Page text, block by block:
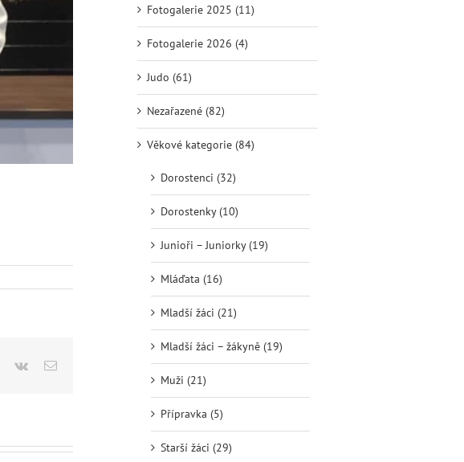
Pinterest
Vk
E-
Fotogalerie 2025 (11)
Fotogalerie 2026 (4)
Judo (61)
Nezařazené (82)
Věkové kategorie (84)
Dorostenci (32)
Dorostenky (10)
Junioři – Juniorky (19)
Mláďata (16)
Mladší žáci (21)
Mladší žáci – žákyně (19)
Muži (21)
Přípravka (5)
Starší žáci (29)